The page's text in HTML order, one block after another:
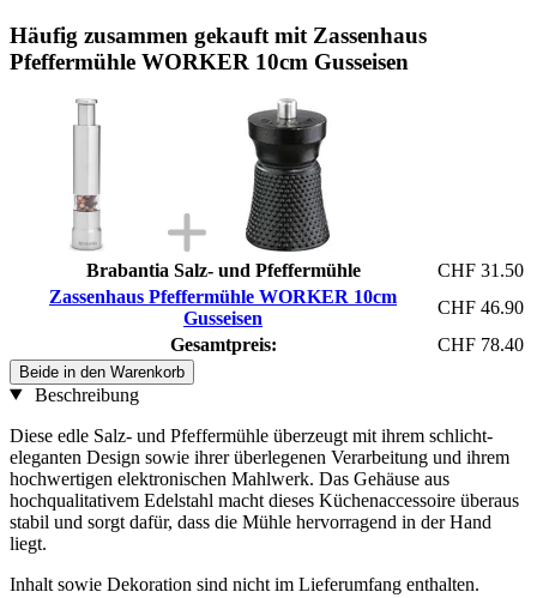
Häufig zusammen gekauft mit Zassenhaus
Pfeffermühle WORKER 10cm Gusseisen
Brabantia Salz- und Pfeffermühle
CHF 31.50
Zassenhaus Pfeffermühle WORKER 10cm
Gusseisen
CHF 46.90
Gesamtpreis:
CHF 78.40
Beide in den Warenkorb
Beschreibung
Diese edle Salz- und Pfeffermühle überzeugt mit ihrem schlicht-
eleganten Design sowie ihrer überlegenen Verarbeitung und ihrem
hochwertigen elektronischen Mahlwerk. Das Gehäuse aus
hochqualitativem Edelstahl macht dieses Küchenaccessoire überaus
stabil und sorgt dafür, dass die Mühle hervorragend in der Hand
liegt.
Inhalt sowie Dekoration sind nicht im Lieferumfang enthalten.